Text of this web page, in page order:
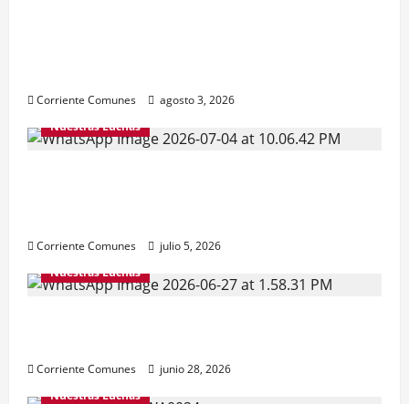
Corriente Comunes
agosto 3, 2026
Nuestras Luchas
Corriente Comunes
julio 5, 2026
Nuestras Luchas
Corriente Comunes
junio 28, 2026
Nuestras Luchas